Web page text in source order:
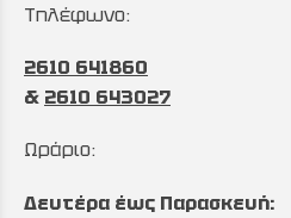
Τηλέφωνο:
2610 641860
& 2610 643027
Ωράριο:
Δευτέρα έως Παρασκευή: